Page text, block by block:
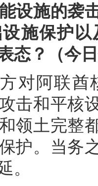
设施的袭
施保护
态？（今
对阿联酋
击和平核
领土完整
护。当务
。